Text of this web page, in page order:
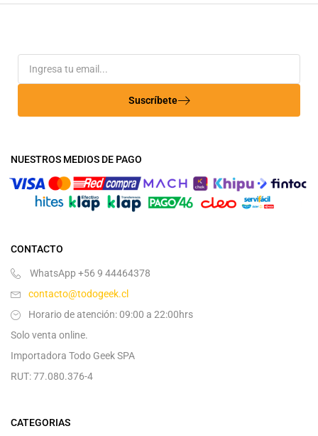
Suscríbete
NUESTROS MEDIOS DE PAGO
CONTACTO
WhatsApp +56 9 44464378
contacto@todogeek.cl
Horario de atención: 09:00 a 22:00hrs
Solo venta online.
Importadora Todo Geek SPA
RUT: 77.080.376-4
CATEGORIAS